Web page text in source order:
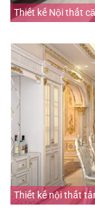
Thiết kế Nội thất
Thiết kế nội thất